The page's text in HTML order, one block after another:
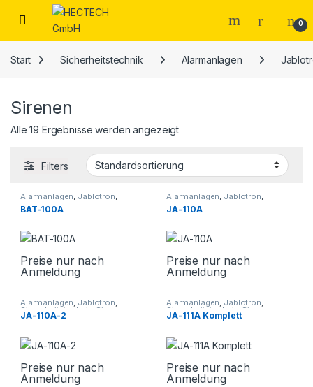
Open 0
Start Sicherheitstechnik Alarmanlagen
Sirenen
Alle 19 Ergebnisse werden angezeigt
Filters
Alarmanlagen, Jablotron,
Sicherheitstechnik Sirenen
Zubehör
BAT-100A
Preise nur nach
Anmeldung
Alarmanlagen, Jablotron,
Sicherheitstechnik Sirenen
JA-110A
Preise nur nach
Anmeldung
Alarmanlagen, Jablotron,
Sicherheitstechnik Sirenen
JA-110A-2
Preise nur nach
Anmeldung
Alarmanlagen, Jablotron,
Sicherheitstechnik, Sirenen
JA-111A Komplett
Preise nur nach
Anmeldung